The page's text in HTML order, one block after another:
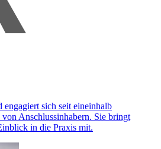
sich seit eineinhalb
Anschlussinhabern. Sie bringt
in die Praxis mit.